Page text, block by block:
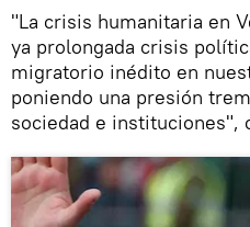
"La crisis humanitaria en
ya prolongada crisis
migratorio inédito en
poniendo una presión
sociedad e instituciones",